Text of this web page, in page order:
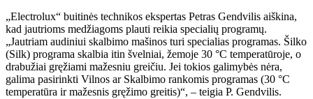
„Electrolux“ buitinės technikos ekspertas Petras Gendvilis aiškina,
kad jautrioms medžiagoms plauti reikia specialių programų.
„Jautriam audiniui skalbimo mašinos turi specialias programas. Šilko
(Silk) programa skalbia itin švelniai, žemoje 30 °C temperatūroje, o
drabužiai gręžiami mažesniu greičiu. Jei tokios galimybės nėra,
galima pasirinkti Vilnos ar Skalbimo rankomis programas (30 °C
temperatūra ir mažesnis gręžimo greitis)“, – teigia P. Gendvilis.